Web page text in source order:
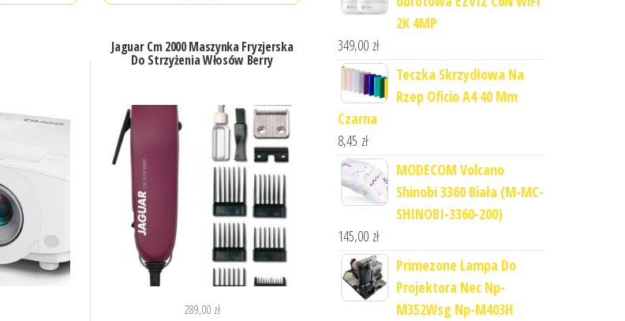
Jaguar Cm 2000 Maszynka Fryzjerska
Do Strzyżenia Włosów Berry
289,00 zł
2K 4MP
349,00 zł
Teczka Skrzydłowa Na
Rzep Oficio A4 40 Mm
Czarna
8,45 zł
MODECOM Volcano
Shinobi 3360 Biała (M-MC-
SHINOBI-3360-200)
145,00 zł
Primezone Lampa Do
Projektora Nec Np-
M352Wsg Np-M403H